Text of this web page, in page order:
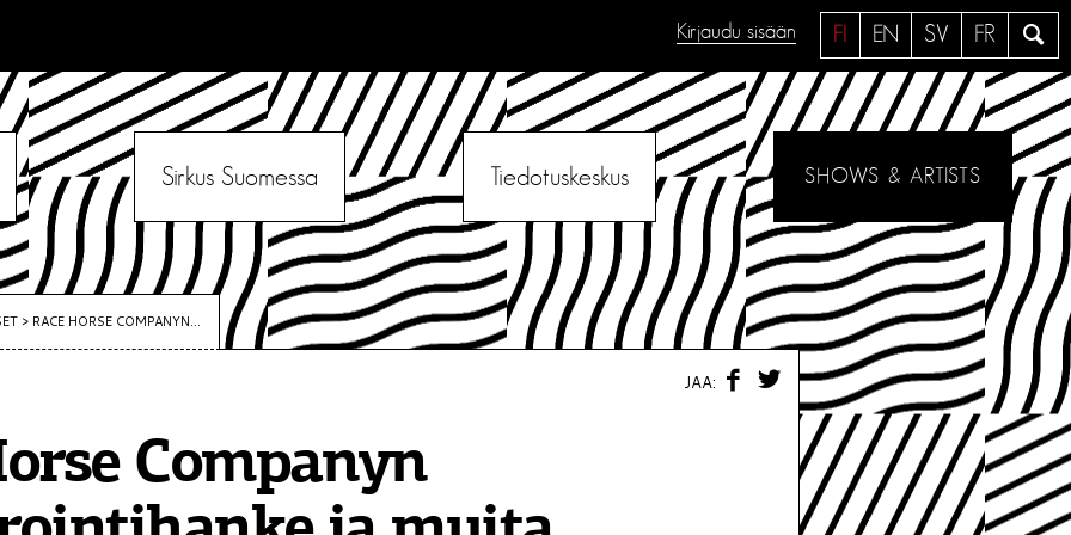
a
e
FI EN SV FR
Kirjaudu sisään
Sirkus Suomessa Tiedotuskeskus SHOWS & ARTISTS
> RACE HORSE COMPANYN...
Companyn
JAA:
F
W